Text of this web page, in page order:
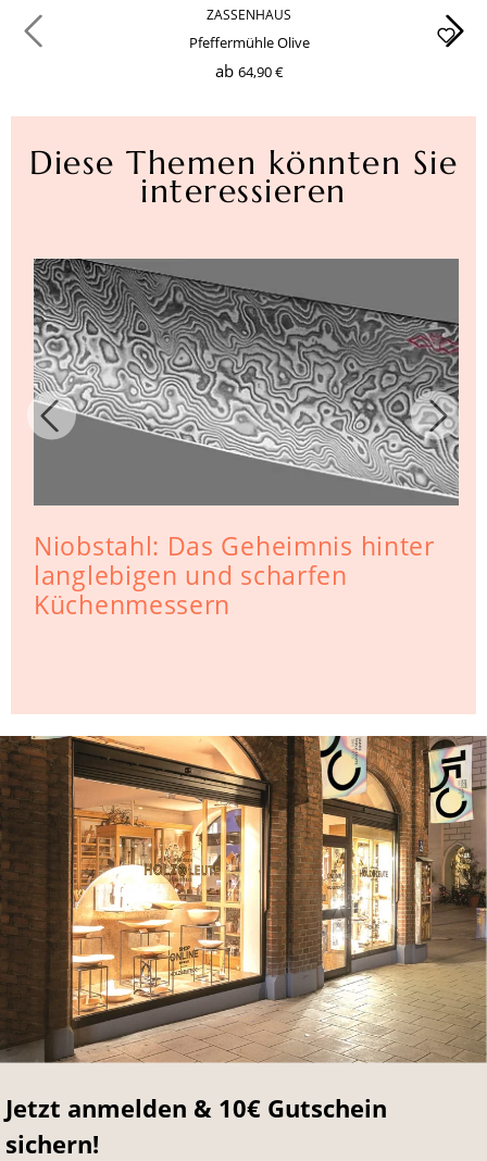
ZASSENHAUS
Pfeffermühle Olive
ab 64,90 €
Diese Themen könnten Sie
interessieren
Niobstahl: Das Geheimnis hinter
langlebigen und scharfen
Küchenmessern
Jetzt anmelden & 10€ Gutschein
sichern!